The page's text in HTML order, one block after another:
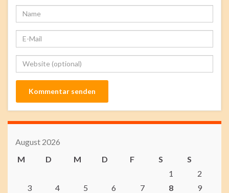
August 2026
M
D M D F S
S
1
2
3
4 5 6 7 8
9